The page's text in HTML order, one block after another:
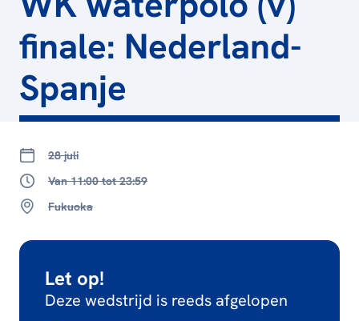
finale: Nederland-
Spanje
28 juli
Van 11:00 tot 23:59
Fukuoka
Let op!
Deze wedstrijd is reeds afgelopen